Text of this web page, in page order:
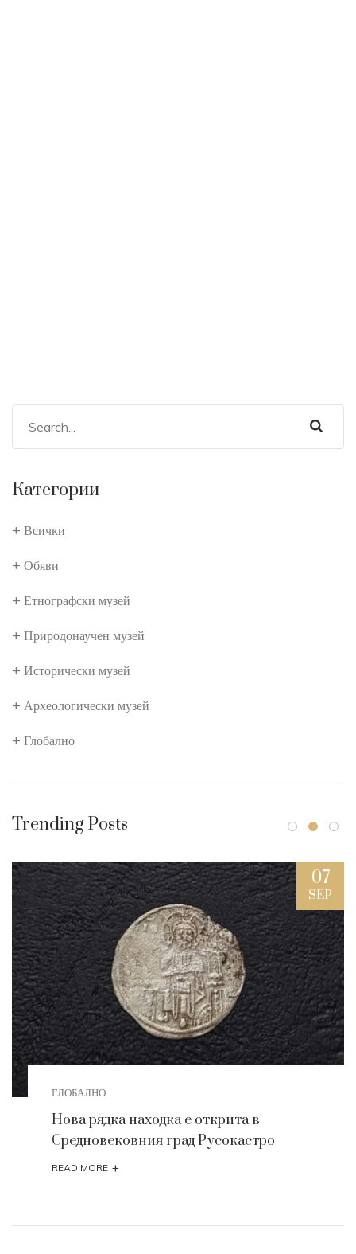
Категории
Всички
Обяви
Етнографски музей
Природонаучен музей
Исторически музей
Археологически музей
Глобално
Trending Posts
07
SEP
ГЛОБАЛНО
Нова рядка находка е открита в
Средновековния град Русокастро
READ MORE +